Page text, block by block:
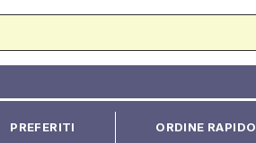
PREFERITI ORDINE RAPIDO